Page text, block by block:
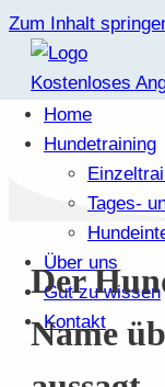
Zum Inhalt
Home
Hundetraining
Tages-
Über uns
Gut zu wissen
Kontakt
Kostenloses
Der
Name